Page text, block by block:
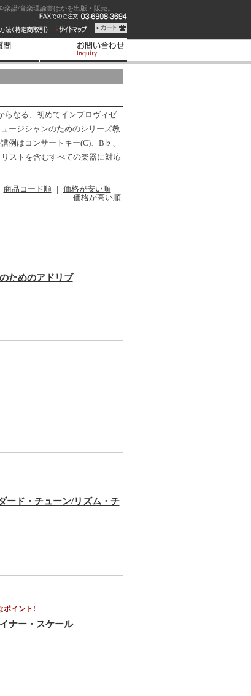
譜/音楽理論書ほかを出版・販売。
らなる、初めてインプロヴィゼ
ージシャンのためのシリーズ教
例はコンサートキー(C)、B♭、
ストを含むすべての楽器に対応
商品コード順 価格が安い順
価格が高い順
ためのアドリブ
ド・チューン/リズム・チ
ポイント!
ナー・スケール